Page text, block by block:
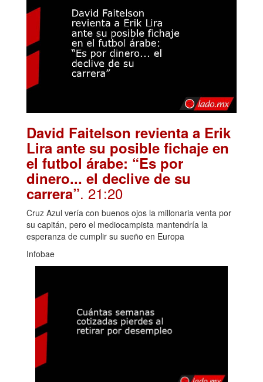
David Faitelson revienta a Erik
Lira ante su posible fichaje en
el futbol árabe: “Es por
dinero... el declive de su
carrera”. 21:20
Cruz Azul vería con buenos ojos la millonaria venta por
su capitán, pero el mediocampista mantendría la
esperanza de cumplir su sueño en Europa
Infobae